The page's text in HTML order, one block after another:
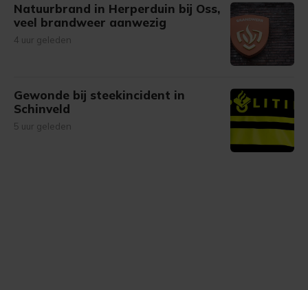
Natuurbrand in Herperduin bij Oss,
veel brandweer aanwezig
4 uur geleden
Gewonde bij steekincident in
Schinveld
5 uur geleden